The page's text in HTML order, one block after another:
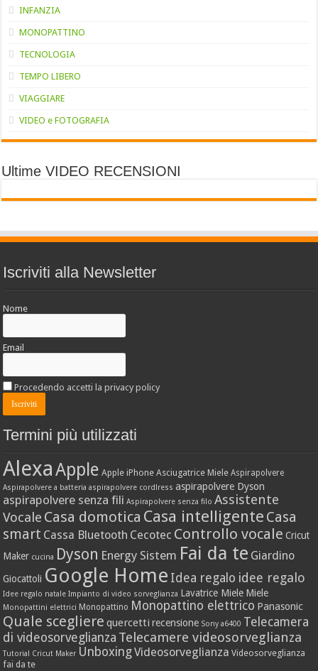
INFANZIA
MONOPATTINO
TECNOLOGIA
TEMPO LIBERO
VIAGGIARE
VIDEO e FOTOGRAFIA
Ultime VIDEO RECENSIONI
Iscriviti alla Newsletter
Nome
Email
Procedendo accetti la privacy policy
Termini più utilizzati
AlexaApple Apple iPhone Asciugatrice Miele Aspirapolvere
Aspirapolvere a batteria aspirapolvere cordlress aspirapolvere Dyson
aspirapolvere senza fili Aspirapolvere senza filo Assistente
Vocale Casa domotica Casa intelligente Casa
smart Cassa Bluetooth Cecotec Controllo vocale Cricut
Maker cucina Dyson Energy Sistem Fai da te Giardino
Giocattoli Google Home Idea regalo idee regalo
Idee regalo natale Impianto di video sorveglianza Lavatrice Miele Miele
Monopattini elettrici Monopattino Monopattino elettrico Panasonic
Quale scegliere quercetti recensione Sony a6400 Telecamera
di videosorveglianza Telecamere videosorveglianza
Tutorial Cricut Maker UnboxingVideosorveglianza Videosorveglianza
fai da te